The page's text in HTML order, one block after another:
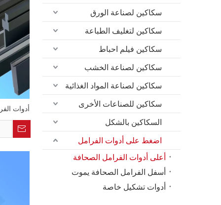
أدوات
سكاكين لصناعة الورق
سكاكين لتغليف الطباعة
سكاكين فيلم احباط
سكاكين لصناعة الخشب
سكاكين لصناعة المواد الغذائية
سكاكين للصناعات الأخرى
السكاكين بالشكل
اضغط على أدوات الفرامل
أعلى أدوات الفرامل الصحافة
أسفل الفرامل الصحافة يموت
أدوات تشكيل خاصة